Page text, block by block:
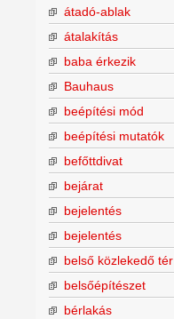
átadó-ablak
átalakítás
baba érkezik
Bauhaus
beépítési mód
beépítési mutatók
befőttdivat
bejárat
bejelentés
bejelentés
belső közlekedő tér
belsőépítészet
bérlakás